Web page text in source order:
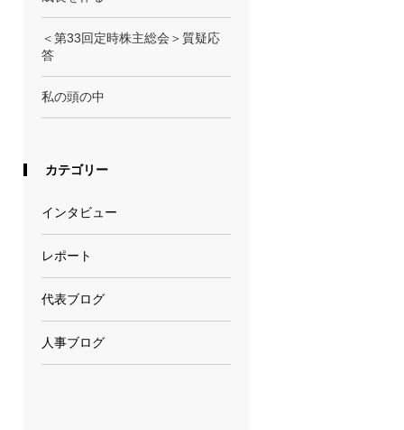
＜第33回定時株主総会＞質疑応
答
私の頭の中
カテゴリー
インタビュー
レポート
代表ブログ
人事ブログ